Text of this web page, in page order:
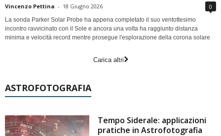
Vincenzo Pettina - 18 Giugno 2026 0
La sonda Parker Solar Probe ha appena completato il suo ventottesimo
incontro ravvicinato con il Sole e ancora una volta ha raggiunto distanza
minima e velocità record mentre prosegue l'esplorazione della corona solare
Carica altri
ASTROFOTOGRAFIA
Tempo Siderale: applicazioni
pratiche in Astrofotografia